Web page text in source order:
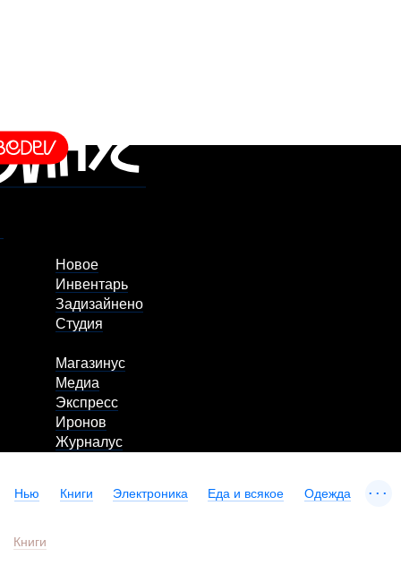
Новое
Инвентарь
Задизайнено
Студия
Магазинус
Медиа
Экспресс
Иронов
Журналус
Нью Книги Электроника Еда и всякое Одежда ...
Книги